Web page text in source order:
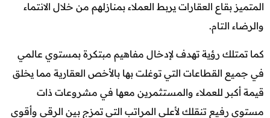
المتميز بقاع العقارات يربط العملاء بمنازلهم من خلال الانتماء
والرضاء التام.
كما تمتلك رؤية تهدف لإدخال مفاهيم مبتكرة بمستوي عالمي
في جميع القطاعات التي توغلت بها بالأخص العقارية مما يخلق
قيمة أكبر للعملاء والمستثمرين معها في مشروعات ذات
مستوي رفيع تنقلك لأعلي المراتب التي تمزج بين الرقي وأقوي